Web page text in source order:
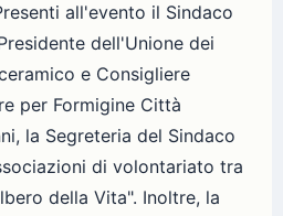
all'evento il Sindaco
dell'Unione dei
e Consigliere
per Formigine Città
la Segreteria del Sindaco
di volontariato tra
della Vita". Inoltre, la